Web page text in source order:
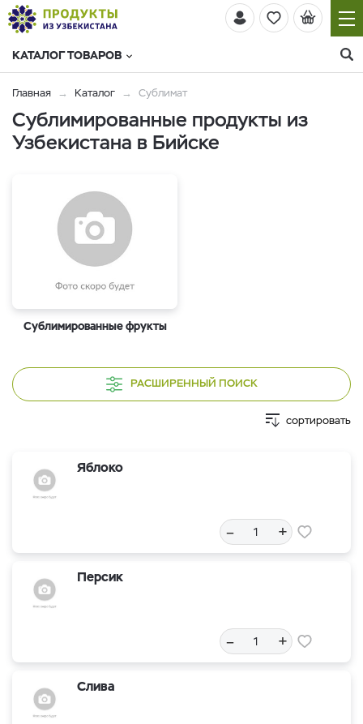
КАТАЛОГ ТОВАРОВ
Главная Каталог Сублимат
Cублимированные продукты из
Узбекистана в Бийске
Сублимированные фрукты
РАСШИРЕННЫЙ ПОИСК
сортировать
Яблоко
– +
Персик
– +
Слива